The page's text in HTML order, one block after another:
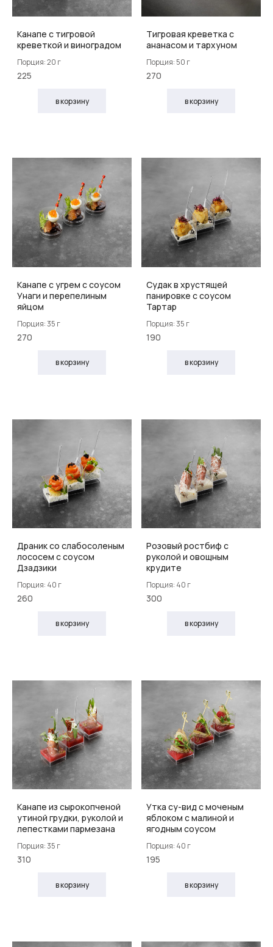
Канапе с тигровой
креветкой и виноградом
Порция: 20 г
225
в корзину
Тигровая креветка с
ананасом и тархуном
Порция: 50 г
270
в корзину
Канапе с угрем с соусом
Унаги и перепелиным
яйцом
Порция: 35 г
270
в корзину
Судак в хрустящей
панировке с соусом
Тартар
Порция: 35 г
190
в корзину
Драник со слабосоленым
лососем с соусом
Дзадзики
Порция: 40 г
260
в корзину
Розовый ростбиф с
руколой и овощным
крудите
Порция: 40 г
300
в корзину
Канапе из сырокопченой
утиной грудки, руколой и
лепестками пармезана
Порция: 35 г
310
в корзину
Утка су-вид с моченым
яблоком с малиной и
ягодным соусом
Порция: 40 г
195
в корзину